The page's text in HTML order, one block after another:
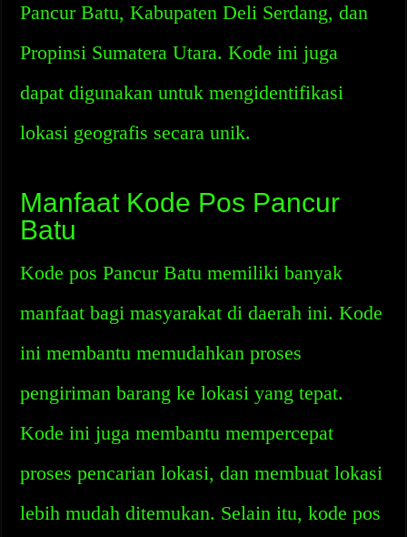
Pancur Batu, Kabupaten Deli Serdang, dan
Propinsi Sumatera Utara. Kode ini juga
dapat digunakan untuk mengidentifikasi
lokasi geografis secara unik.
Manfaat Kode Pos Pancur
Batu
Kode pos Pancur Batu memiliki banyak
manfaat bagi masyarakat di daerah ini. Kode
ini membantu memudahkan proses
pengiriman barang ke lokasi yang tepat.
Kode ini juga membantu mempercepat
proses pencarian lokasi, dan membuat lokasi
lebih mudah ditemukan. Selain itu, kode pos